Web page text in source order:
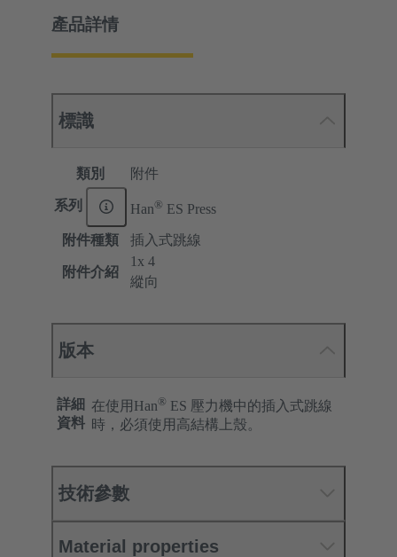
產品詳情
標識
類別 附件
系列 Han® ES Press
附件種類 插入式跳線
附件介紹
1x 4
縱向
版本
詳細
資料
在使用Han® ES 壓力機中的插入式跳線
時，必須使用高結構上殼。
技術參數
Material properties